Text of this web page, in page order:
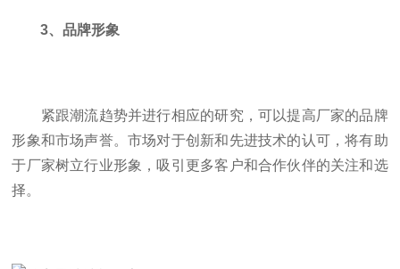
3、品牌形象
紧跟潮流趋势并进行相应的研究，可以提高厂家的品牌
形象和市场声誉。市场对于创新和先进技术的认可，将有助
于厂家树立行业形象，吸引更多客户和合作伙伴的关注和选
择。